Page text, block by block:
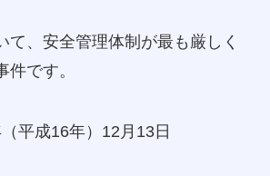
て、安全管理体制が最も厳しく
件です。
平成16年）12月13日